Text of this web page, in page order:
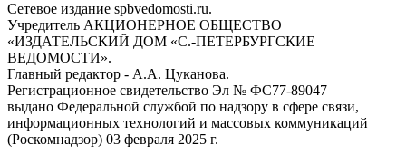
Сетевое издание spbvedomosti.ru.
Учредитель АКЦИОНЕРНОЕ ОБЩЕСТВО
«ИЗДАТЕЛЬСКИЙ ДОМ «С.-ПЕТЕРБУРГСКИЕ
ВЕДОМОСТИ».
Главный редактор - А.А. Цуканова.
Регистрационное свидетельство Эл № ФС77-89047
выдано Федеральной службой по надзору в сфере связи,
информационных технологий и массовых коммуникаций
(Роскомнадзор) 03 февраля 2025 г.